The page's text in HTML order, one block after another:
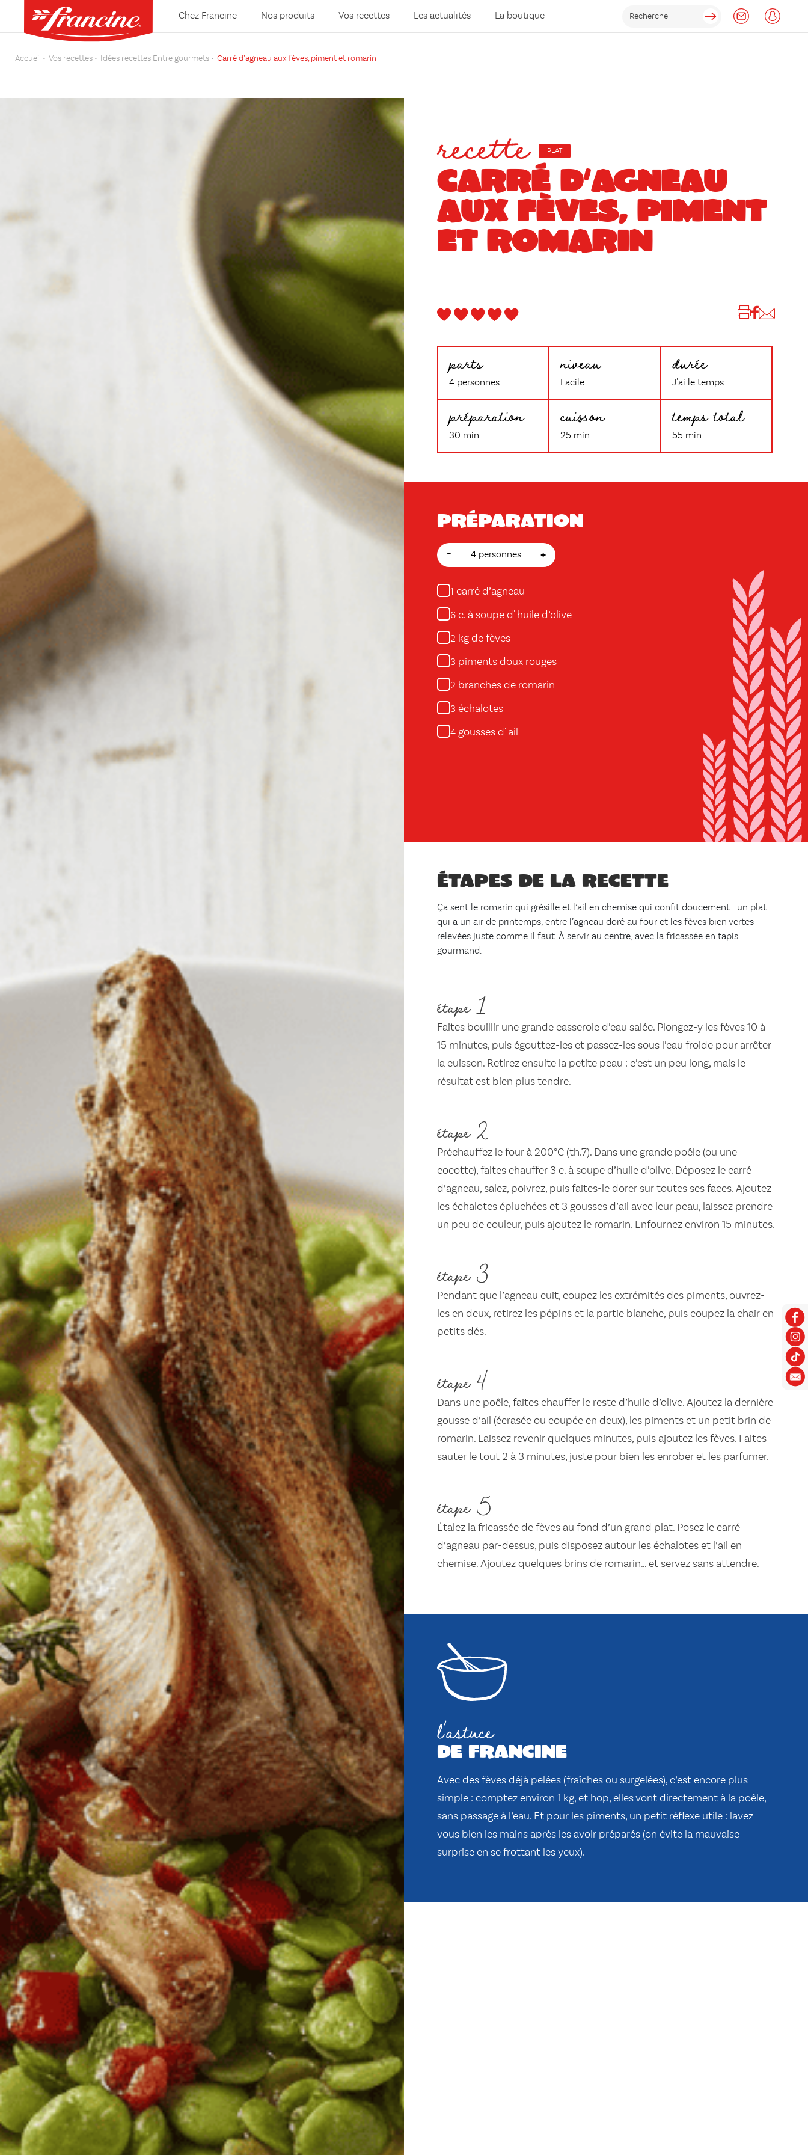
Chez Francine Nos produits Vos recettes Les actualités La boutique
Accueil Vos recettes Idées recettes Entre gourmets Carré d’agneau aux fèves, piment et romarin
recette PLAT
CARRÉ D’AGNEAU
AUX FÈVES, PIMENT
ET ROMARIN
parts
4 personnes
niveau
Facile
durée
J'ai le temps
préparation
30 min
cuisson
25 min
temps total
55 min
Préparation
- 4 personnes +
1 carré d’agneau
6 c. à soupe d' huile d’olive
2 kg de fèves
3 piments doux rouges
2 branches de romarin
3 échalotes
4 gousses d' ail
Étapes de la recette
Ça sent le romarin qui grésille et l’ail en chemise qui confit doucement… un plat
qui a un air de printemps, entre l’agneau doré au four et les fèves bien vertes
relevées juste comme il faut. À servir au centre, avec la fricassée en tapis
gourmand.
étape 1
Faites bouillir une grande casserole d’eau salée. Plongez-y les fèves 10 à
15 minutes, puis égouttez-les et passez-les sous l’eau froide pour arrêter
la cuisson. Retirez ensuite la petite peau : c’est un peu long, mais le
résultat est bien plus tendre.
étape 2
Préchauffez le four à 200°C (th.7). Dans une grande poêle (ou une
cocotte), faites chauffer 3 c. à soupe d’huile d’olive. Déposez le carré
d’agneau, salez, poivrez, puis faites-le dorer sur toutes ses faces. Ajoutez
les échalotes épluchées et 3 gousses d’ail avec leur peau, laissez prendre
un peu de couleur, puis ajoutez le romarin. Enfournez environ 15 minutes.
étape 3
Pendant que l’agneau cuit, coupez les extrémités des piments, ouvrez-
les en deux, retirez les pépins et la partie blanche, puis coupez la chair en
petits dés.
étape 4
Dans une poêle, faites chauffer le reste d’huile d’olive. Ajoutez la dernière
gousse d’ail (écrasée ou coupée en deux), les piments et un petit brin de
romarin. Laissez revenir quelques minutes, puis ajoutez les fèves. Faites
sauter le tout 2 à 3 minutes, juste pour bien les enrober et les parfumer.
étape 5
Étalez la fricassée de fèves au fond d’un grand plat. Posez le carré
d’agneau par-dessus, puis disposez autour les échalotes et l’ail en
chemise. Ajoutez quelques brins de romarin… et servez sans attendre.
l'astuce
de francine
Avec des fèves déjà pelées (fraîches ou surgelées), c’est encore plus
simple : comptez environ 1 kg, et hop, elles vont directement à la poêle,
sans passage à l’eau. Et pour les piments, un petit réflexe utile : lavez-
vous bien les mains après les avoir préparés (on évite la mauvaise
surprise en se frottant les yeux).